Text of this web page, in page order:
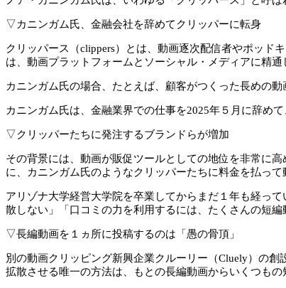
▽カニンガム氏、金融会社を辞めてクリッパーに転身
クリッパース（clippers）とは、動画逐次配信者やポッド
は、動画プラットフォームとソーシャル・メディアに精通
カニンガム氏の場合、たとえば、顧客がつくった長めの
カニンガム氏は、金融業界での仕事を2025年５月に辞め
▽クリッパーたちに発注するブランドらが増加
その背景には、動画が販促ツールとしての地位を非常に
に、カニンガム氏のようなクリッパーたちに料金を払っ
アリゾナ大学経営大学院を卒業してからまだ１年も経っ
散しない」「口コミの力を利用するには、たくさんの短
▽長編動画を１ヵ所に投稿するのは「愚の骨頂」
別の動画クリッピング新興企業クルーリー（Cluely）の
拡散させる唯一の方法は、もとの長編動画からいくつも